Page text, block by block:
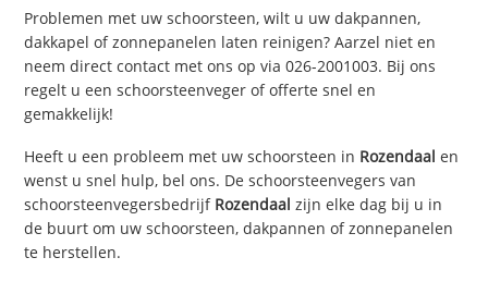
Problemen met uw schoorsteen, wilt u uw dakpannen,
dakkapel of zonnepanelen laten reinigen? Aarzel niet en
neem direct contact met ons op via 026-2001003. Bij ons
regelt u een schoorsteenveger of offerte snel en
gemakkelijk!
Heeft u een probleem met uw schoorsteen in Rozendaal en
wenst u snel hulp, bel ons. De schoorsteenvegers van
schoorsteenvegersbedrijf Rozendaal zijn elke dag bij u in
de buurt om uw schoorsteen, dakpannen of zonnepanelen
te herstellen.